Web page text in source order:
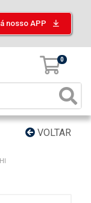
nosso APP
0
VOLTAR